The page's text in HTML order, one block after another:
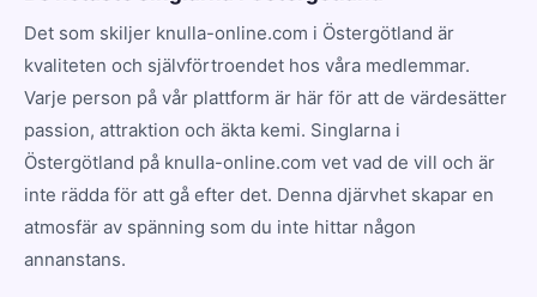
Det som skiljer knulla-online.com i Östergötland är
kvaliteten och självförtroendet hos våra medlemmar.
Varje person på vår plattform är här för att de värdesätter
passion, attraktion och äkta kemi. Singlarna i
Östergötland på knulla-online.com vet vad de vill och är
inte rädda för att gå efter det. Denna djärvhet skapar en
atmosfär av spänning som du inte hittar någon
annanstans.